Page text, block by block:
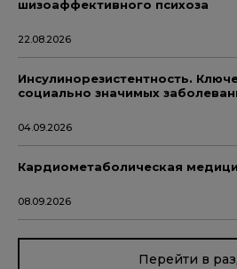
шизоаффективного психоза
22.08.2026
Инсулинорезистентность.
социально значимых
04.09.2026
Кардиометаболическая
08.09.2026
Перейти в